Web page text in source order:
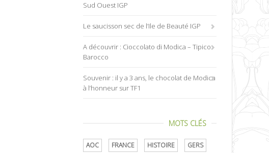
Sud Ouest IGP
Le saucisson sec de l’Ile de Beauté IGP
A découvrir : Cioccolato di Modica – Tipico
Barocco
Souvenir : il y a 3 ans, le chocolat de Modica
à l’honneur sur TF1
MOTS CLÉS
AOC FRANCE HISTOIRE GERS